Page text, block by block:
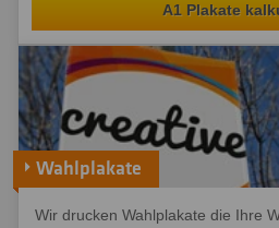
A1 Plakate
Wahlplakate
Wir drucken Wahlplakate die Ihre